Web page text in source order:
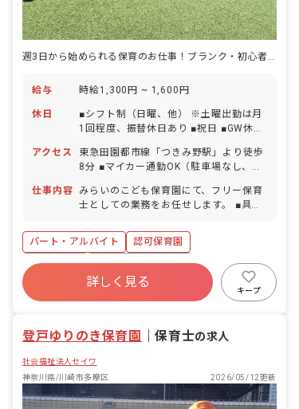
週3日から始められる保育のお仕事！ブランク・初心者の方も歓迎です！
給与 時給1,300円 ~ 1,600円
休日
■シフト制（日曜、他） ※土曜出勤は月
1回程度、振替休日あり ■祝日 ■GW休暇
日間） ■有給休暇（取得率85％／半日単
位での取得可／5日以上の連休相談OK）
■慶弔休暇 ■産前産後・育児休暇（取得
率100％・復帰率100％） ■介護・看護
刻・早退・欠勤の相談も可
アクセス
東急田園都市線「つきみ野駅」より徒歩
8分 ■マイカー通勤OK（駐車場なし、距
OK（駐輪場あり、2km以上で、距離に
応じて交通費支給） ■自転車通勤OK（駐
月を支給）
仕事内容
みらいのこども保育園にて、フリー保育
士としての業務をお任せします。 ■具体
連絡帳記入 ・週案、月案の作成 ・保護
者対応（アプリ） ・その他保育にかかわ
るすべての業務
パート・アルバイト
認可保育園
正社員登用
ボーナス・賞与あり
社会保険完備
有給
福利厚生充実
詳しく見る
キープ
登戸ゆりのき保育園 ｜保育士の求人
社会福祉法人セイワ
神奈川県/川崎市多摩区
2026/05/12更新